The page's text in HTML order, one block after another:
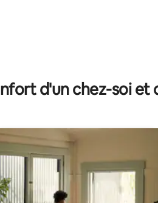
sur la base de 80 commentaires
d'un chez-soi et